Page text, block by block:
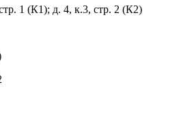
1 (К1); д. 4, к.3, стр. 2 (К2)